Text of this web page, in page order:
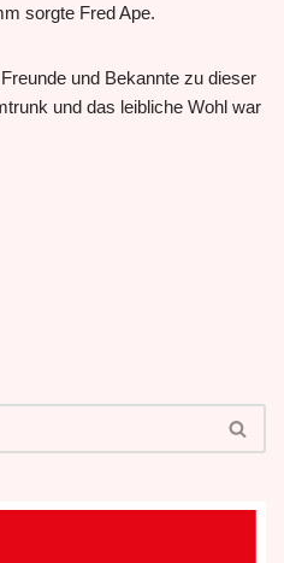
sorgte Fred Ape.
und Bekannte zu dieser
und das leibliche Wohl war